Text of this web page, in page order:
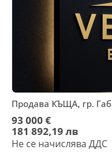
Продава КЪЩА, гр.
93 000 €
181 892,19 лв
Не се начислява ДДС